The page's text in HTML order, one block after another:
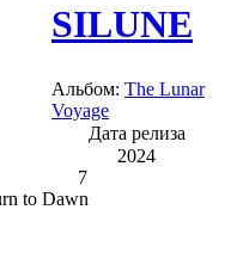
SILUNE
Альбом: The Lunar
Voyage
Дата релиза
2024
7
to Dawn